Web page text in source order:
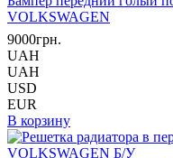
VOLKSWAGEN
9000грн.
UAH
UAH
USD
EUR
В корзину